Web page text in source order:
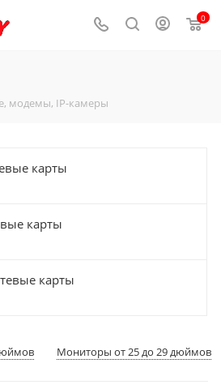
0
модемы, IP-камеры
карты
карты
карты
Мониторы от 25 до 29 дюймов